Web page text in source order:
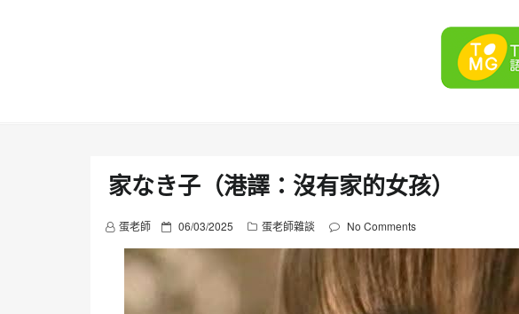
家なき子（港譯：沒有家的女孩）
蛋老師
P 06/03/2025 蛋老師雜談 No Comments